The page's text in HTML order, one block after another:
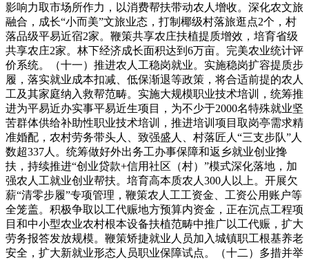
影响力取市场所作力，以消费帮扶带动农人增收。深化农文旅
融合，成长“小而美”文旅业态，打制椰级村落旅逛点2个，村
落品级平易近宿2家。鞭策共享农庄扶植提质增效，培育省级
共享农庄2家。林下经济成长面积达到6万亩。完美农业统计评
价系统。（十一）推进农人工稳岗就业。实施稳岗扩容提质步
履，落实就业成本扣减、低保渐退等政策，将合适前提的农人
工及其家庭纳入救帮范畴。实施大规模职业技术培训，统筹推
进为平易近办实事平易近生项目，为不少于2000名特殊就业坚
苦群体供给补助性职业技术培训，推进培训项目取岗亭需求精
准婚配，农村劳务带头人、致强盛人、村落匠人“三支步队”人
数超337人。统筹做好外出务工办事保障和返乡就业创业搀
扶，持续推进“创业贷款+信用社区（村）”模式深化落地，加
强农人工就业创业帮扶。培育高本质农人300人以上。开展欠
薪“清零步履”专项管理，鞭策农人工工资金、工资公用账户等
全笼盖。积极争取以工代赈地方预算内资金，正在沉点工程项
目和中小型农业农村根本设备扶植范畴中推广以工代赈，扩大
劳务报答发放规模。鞭策矫捷就业人员加入城镇职工根基养老
安全，扩大新就业形态人员职业保障试点。（十二）多措并举